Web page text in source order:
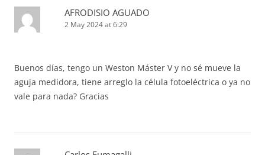
AFRODISIO AGUADO
2 May 2024 at 6:29
Buenos días, tengo un Weston Máster V y no sé mueve la
aguja medidora, tiene arreglo la célula fotoeléctrica o ya no
vale para nada? Gracias